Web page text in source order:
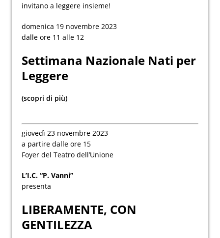
invitano a leggere insieme!
domenica 19 novembre 2023
dalle ore 11 alle 12
Settimana Nazionale Nati per
Leggere
(scopri di più)
giovedì 23 novembre 2023
a partire dalle ore 15
Foyer del Teatro dell’Unione
L’I.C. “P. Vanni”
presenta
LIBERAMENTE, CON
GENTILEZZA